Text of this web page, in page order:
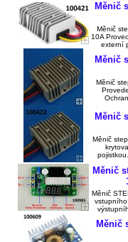
Měnič
Měnič
10A
externí
Měnič
Měnič
Měnič
Měnič
Měnič
Měnič
Měnič